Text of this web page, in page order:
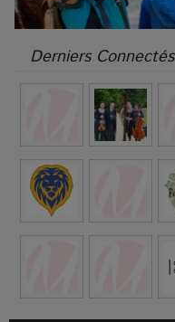
Derniers Connectés